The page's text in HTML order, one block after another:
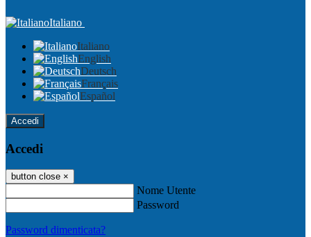
Italiano
Italiano
English
Deutsch
Français
Español
Accedi
Accedi
button close ×
Nome Utente
Password
Password dimenticata?